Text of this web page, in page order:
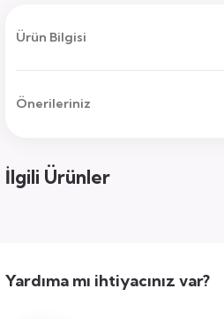
Ürün Bilgisi
Önerileriniz
İlgili Ürünler
Yardıma mı ihtiyacınız var?